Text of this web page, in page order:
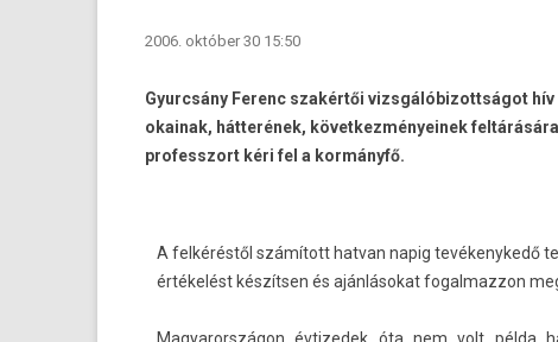
TENGERENTÚL2006. október 30 15:50
Gyurcsány Ferenc szakértői vizsgálóbizottságot
okainak, hátterének, következményeinek
professzort kéri fel a kormányfő.
A felkéréstől számított hatvan napig tevékenykedő
értékelést készítsen és ajánlásokat fogalmazzon